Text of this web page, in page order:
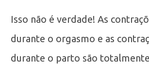
Isso não é verdade! As
durante o orgasmo e as
durante o parto são